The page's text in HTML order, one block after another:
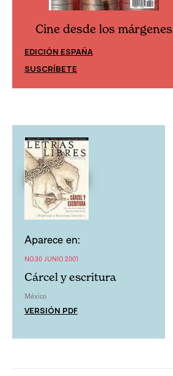
Cine desde los márgenes
EDICIÓN ESPAÑA
SUSCRÍBETE
Aparece en:
NO.30 JUNIO 2001
Cárcel y escritura
México
VERSIÓN PDF